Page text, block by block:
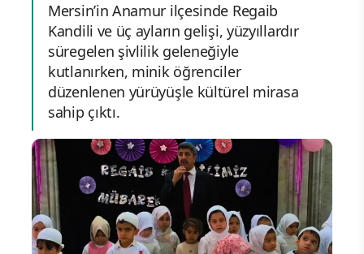
Mersin’in Anamur ilçesinde Regaib
Kandili ve üç ayların gelişi, yüzyıllardır
süregelen şivlilik geleneğiyle
kutlanırken, minik öğrenciler
düzenlenen yürüyüşle kültürel mirasa
sahip çıktı.